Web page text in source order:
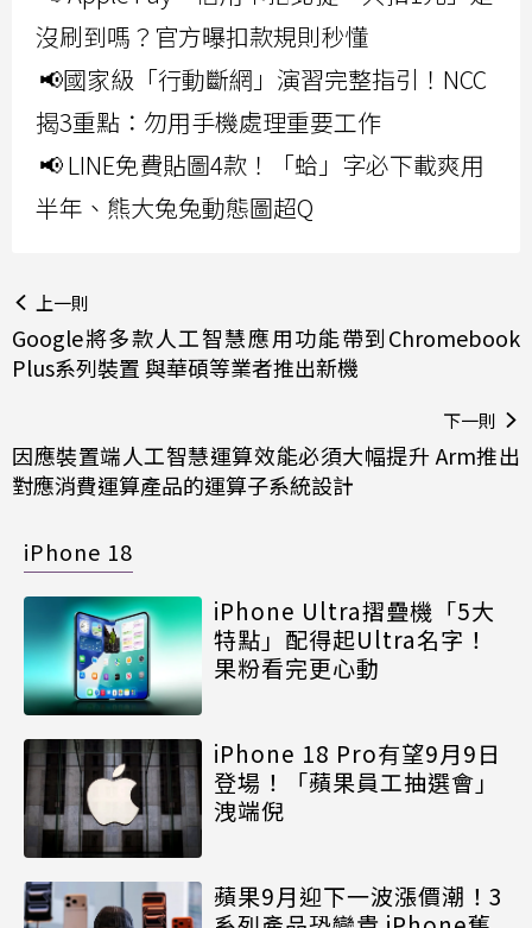
沒刷到嗎？官方曝扣款規則秒懂
📢國家級「行動斷網」演習完整指引！NCC
揭3重點：勿用手機處理重要工作
📢 LINE免費貼圖4款！「蛤」字必下載爽用
半年、熊大兔兔動態圖超Q
上一則
Google將多款人工智慧應用功能帶到Chromebook
Plus系列裝置 與華碩等業者推出新機
下一則
因應裝置端人工智慧運算效能必須大幅提升 Arm推出
對應消費運算產品的運算子系統設計
iPhone 18
iPhone Ultra摺疊機「5大
特點」配得起Ultra名字！
果粉看完更心動
iPhone 18 Pro有望9月9日
登場！「蘋果員工抽選會」
洩端倪
蘋果9月迎下一波漲價潮！3